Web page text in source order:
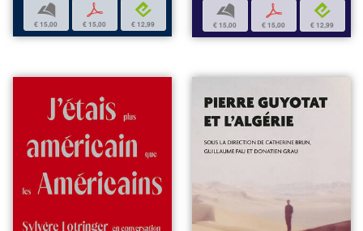
b
€ 15,00
p
€ 15,00
e
€ 12,99
b
€ 15,00
p
€ 15,00
e
€ 12,99